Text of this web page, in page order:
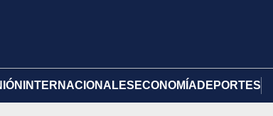
INTERNACIONALES ECONOMÍA DEPORTES